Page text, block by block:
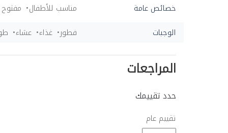
خصائص عامة
مناسب للأطفال
الوجبات
فطور غذاء عشاء
المراجعات
حدد تقييمك
تقييم عام